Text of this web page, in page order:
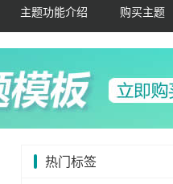
主题功能介绍 购买主题
热门标签